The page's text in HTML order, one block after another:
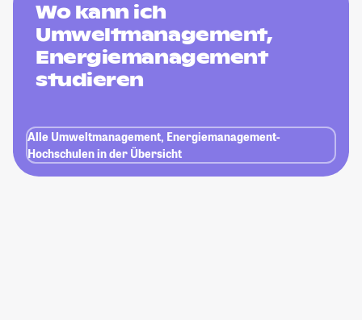
Wo kann ich
Umweltmanagement,
Energiemanagement
studieren
Alle Umweltmanagement, Energiemanagement-
Hochschulen in der Übersicht